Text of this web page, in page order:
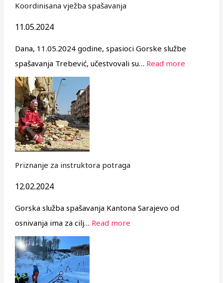
Koordinisana vježba spašavanja
11.05.2024
Dana, 11.05.2024 godine, spasioci Gorske službe
spašavanja Trebević, učestvovali su… Read more
Priznanje za instruktora potraga
12.02.2024
Gorska služba spašavanja Kantona Sarajevo od
osnivanja ima za cilj… Read more